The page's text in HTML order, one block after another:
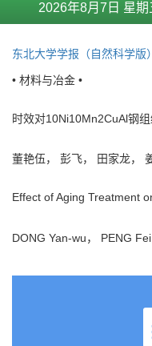
2026年8月7日 星期
东北大学学报（自然科学版）
• 材料与冶金 •
时效对10Ni10Mn2CuAl钢
董艳伍， 彭飞， 田家龙，
Effect of Aging Treatment
DONG Yan-wu， PENG